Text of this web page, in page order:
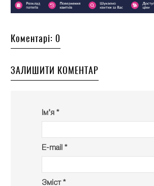
Коментарі: 0
ЗАЛИШИТИ КОМЕНТАР
Ім’я *
E-mail *
Зміст *